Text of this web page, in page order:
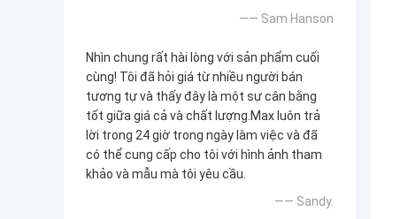
—— Sam Hanson
Nhìn chung rất hài lòng với sản phẩm cuối
cùng! Tôi đã hỏi giá từ nhiều người bán
tương tự và thấy đây là một sự cân bằng
tốt giữa giá cả và chất lượng.Max luôn trả
lời trong 24 giờ trong ngày làm việc và đã
có thể cung cấp cho tôi với hình ảnh tham
khảo và mẫu mà tôi yêu cầu.
—— Sandy.